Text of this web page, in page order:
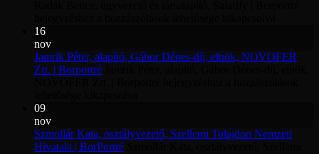
16
nov
Jamrik Péter, alapító, Gábor Dénes-díj, elnök, NOVOFER
Zrt. | Borportré
09
nov
Szmollár Kata, osztályvezető, Szellemi Tulajdon Nemzeti
Hivatala | BorPortré